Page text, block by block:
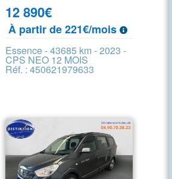
12 890€
À partir de 221€/mois
Essence - 43685 km - 2023 -
CPS NEO 12 MOIS
Réf. : 450621979633